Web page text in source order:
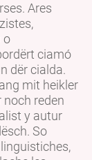
Ares
o
ciamó
dër cialda.
mit heikler
noch reden
y autur
So